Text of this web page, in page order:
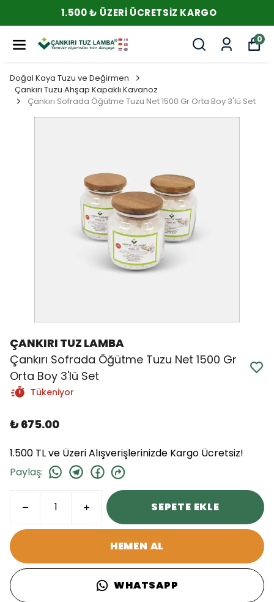
1.500 ₺ ÜZERI ÜCRETSIZ KARGO
0
Doğal Kaya Tuzu ve Değirmen
Çankırı Tuzu Ahşap Kapaklı Kavanoz
Çankırı Sofrada Öğütme Tuzu Net 1500 Gr Orta Boy 3'lü Set
ÇANKIRI TUZ LAMBA
Çankırı Sofrada Öğütme Tuzu Net 1500 Gr
Orta Boy 3'lü Set
Tükeniyor
₺ 675.00
1.500 TL ve Üzeri Alışverişlerinizde Kargo Ücretsiz!
Paylaş:
SEPETE EKLE
HEMEN AL
WHATSAPP